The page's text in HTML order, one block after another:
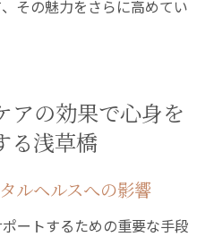
その魅力をさらに高めてい
アの効果で心身を
る浅草橋
ルヘルスへの影響
ートするための重要な手段